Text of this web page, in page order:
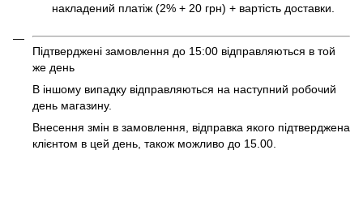
накладений платіж (2% + 20 грн) + вартість доставки.
Підтверджені замовлення до 15:00 відправляються в той
же день
В іншому випадку відправляються на наступний робочий
день магазину.
Внесення змін в замовлення, відправка якого підтверджена
клієнтом в цей день, також можливо до 15.00.